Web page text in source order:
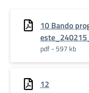
10 Bando
pdf - 597 kb
12